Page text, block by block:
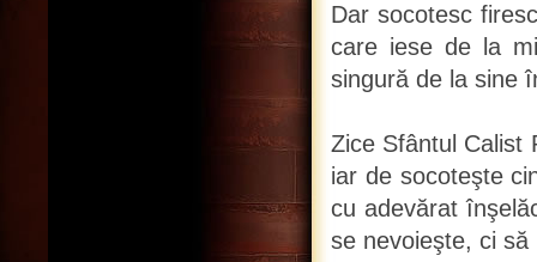
Dar socotesc
care iese de la
singură de la sine
Zice Sfântul Calist
iar de socoteşte
cu adevărat
se nevoieşte, ci